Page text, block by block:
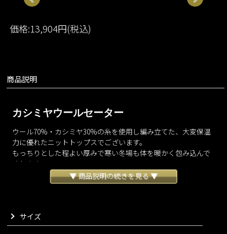
価格:13,904円(税込)
商品説明
カシミヤウールセーター
ウール70%・カシミヤ30%の糸を使用し編み立てた、大変保温
力に優れたニットトップスでございます。
もっちりとした程よい厚みで寒い冬場も体を暖かく包み込んで
くれます。
どんなボトムスとも合わせやすく使い勝手抜群な一枚でござい
冬の定番アイテムとして飽きることなく長くお楽しみいただけ
る一枚でございます。
▼ 商品説明の続きを見る ▼
サイズ